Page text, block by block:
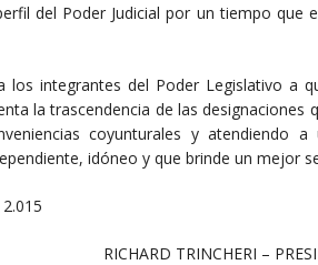
del Poder Judicial por un tiempo que
los integrantes del Poder Legislativo a
la trascendencia de las designaciones
coyunturales y atendiendo
idóneo y que brinde un mejor
–